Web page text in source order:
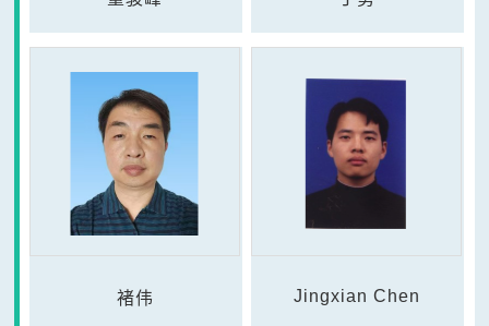
褚伟 Jingxian Chen